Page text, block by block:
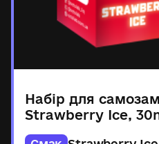
Набір для
Strawberry Ice,